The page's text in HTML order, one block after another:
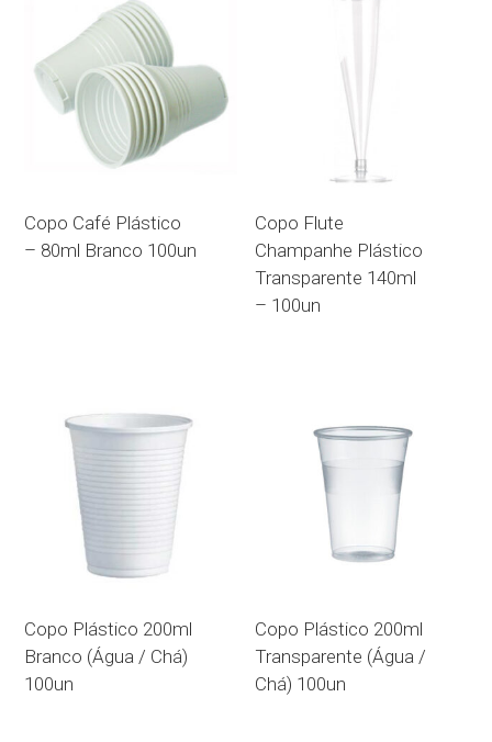
Copo Café Plástico
– 80ml Branco 100un
Copo Flute
Champanhe Plástico
Transparente 140ml
– 100un
Copo Plástico 200ml
Branco (Água / Chá)
100un
Copo Plástico 200ml
Transparente (Água /
Chá) 100un